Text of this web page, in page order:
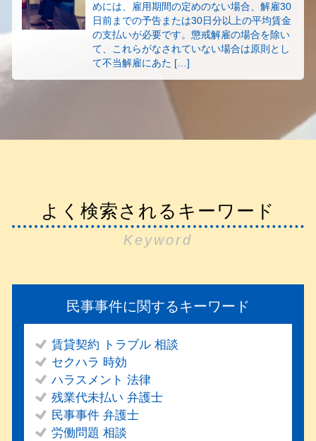
めには、雇用期間の定めのない場合、解雇30
日前までの予告または30日分以上の平均賃金
の支払いが必要です。懲戒解雇の場合を除い
て、これらがなされていない場合は原則とし
て不当解雇にあた […]
よく検索されるキーワード
Keyword
民事事件に関するキーワード
賃貸契約 トラブル 相談
セクハラ 時効
ハラスメント 法律
残業代未払い 弁護士
民事事件 弁護士
労働問題 相談